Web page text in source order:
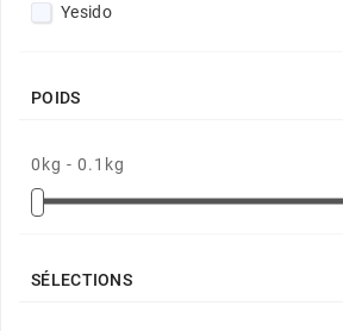
Yesido
POIDS
0kg - 0.1kg
SÉLECTIONS